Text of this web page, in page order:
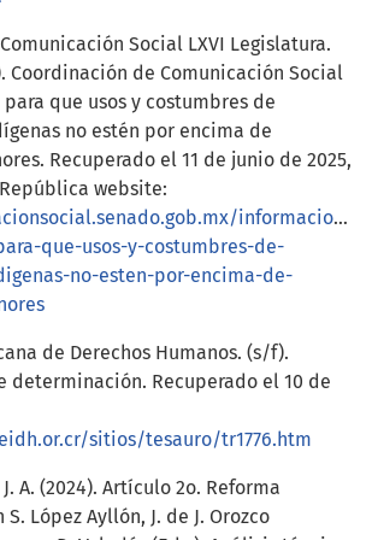
Social LXVI Legislatura.
Coordinación de Comunicación Social
que usos y costumbres de
no estén por encima de
Recuperado el 11 de junio de 2025,
website:
informacion/
que-usos-y-costumbres-de-
no-esten-por-encima-de-
de Derechos Humanos. (s/f).
determinación. Recuperado el 10 de
sitios/tesauro/tr1776.htm
A. (2024). Artículo 2o. Reforma
López Ayllón, J. de J. Orozco